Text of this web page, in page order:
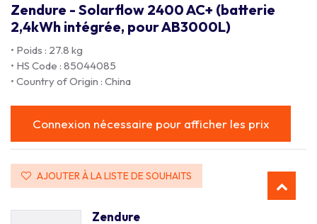
Zendure - Solarflow 2400 AC+ (batterie
2,4kWh intégrée, pour AB3000L)
• Poids : 27.8 kg
• HS Code : 85044085
• Country of Origin : China
Connexion nécessaire pour afficher les prix
AJOUTER À LA LISTE DE SOUHAITS
Zendure